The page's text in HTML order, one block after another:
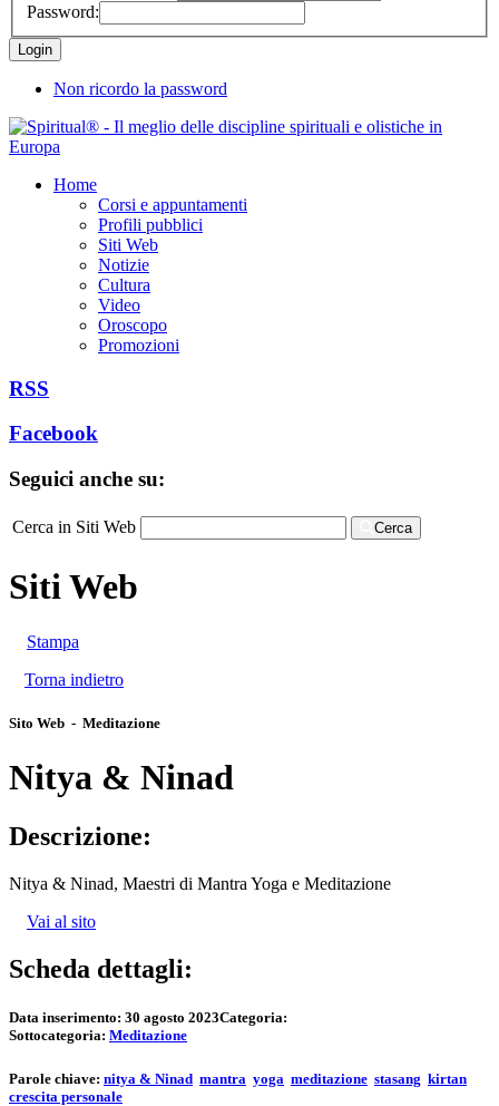
Password:
Non ricordo la password
Home
Corsi e appuntamenti
Profili pubblici
Siti Web
Notizie
Cultura
Video
Oroscopo
Promozioni
RSS
Facebook
Seguici anche su:
Cerca in Siti Web Cerca
Siti Web
Stampa
Torna indietro
Sito Web - Meditazione
Nitya & Ninad
Descrizione:
Nitya & Ninad, Maestri di Mantra Yoga e Meditazione
Vai al sito
Scheda dettagli:
Data inserimento: 30 agosto 2023Categoria:
Sottocategoria: Meditazione
Parole chiave: nitya & Ninad mantra yoga meditazione stasang kirtan
crescita personale